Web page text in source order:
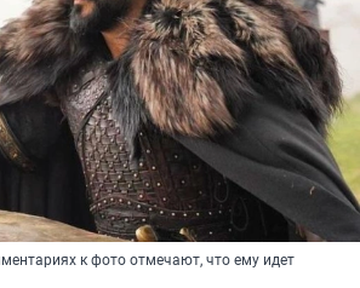
к фото отмечают, что ему идет